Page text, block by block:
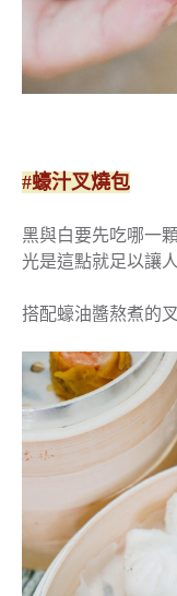
#蠔汁叉燒包
黑與白要先吃哪一
光是這點就足以讓
搭配蠔油醬熬煮的